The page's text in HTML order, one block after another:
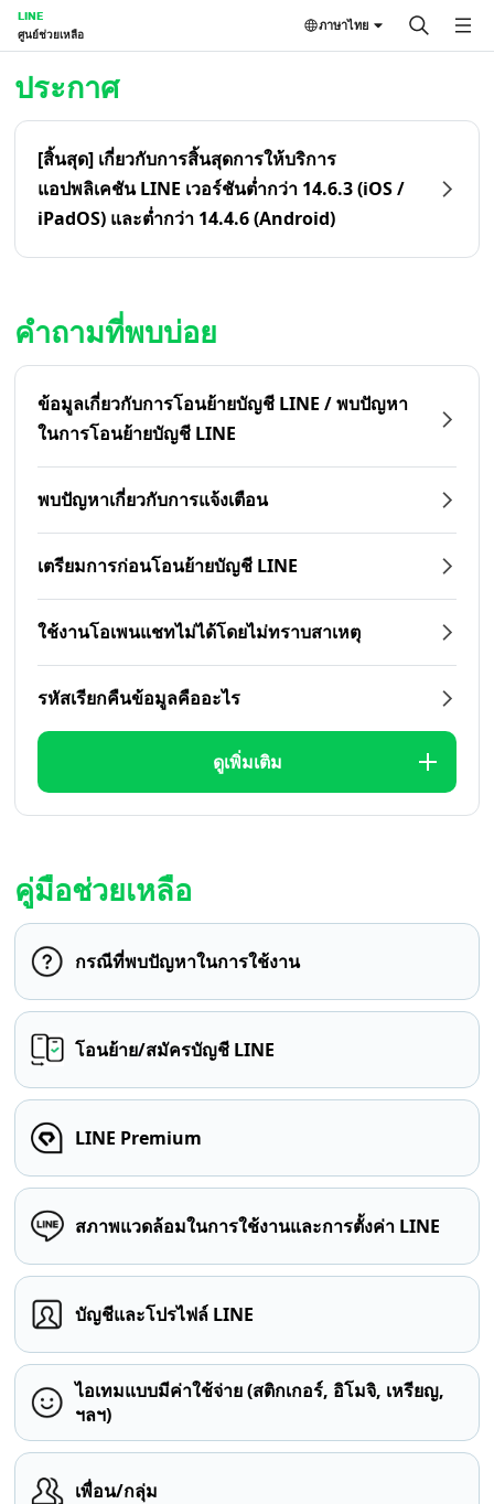
LINE
ศูนย์ช่วยเหลือ
ภาษาไทย
ประกาศ
[สิ้นสุด] เกี่ยวกับการสิ้นสุดการให้บริการ
แอปพลิเคชัน LINE เวอร์ชันต่ำกว่า 14.6.3 (iOS /
iPadOS) และต่ำกว่า 14.4.6 (Android)
คำถามที่พบบ่อย
ข้อมูลเกี่ยวกับการโอนย้ายบัญชี LINE / พบปัญหา
ในการโอนย้ายบัญชี LINE
พบปัญหาเกี่ยวกับการแจ้งเตือน
เตรียมการก่อนโอนย้ายบัญชี LINE
ใช้งานโอเพนแชทไม่ได้โดยไม่ทราบสาเหตุ
รหัสเรียกคืนข้อมูลคืออะไร
ดูเพิ่มเติม
คู่มือช่วยเหลือ
กรณีที่พบปัญหาในการใช้งาน
โอนย้าย/สมัครบัญชี LINE
LINE Premium
สภาพแวดล้อมในการใช้งานและการตั้งค่า LINE
บัญชีและโปรไฟล์ LINE
ไอเทมแบบมีค่าใช้จ่าย (สติกเกอร์, อิโมจิ, เหรียญ,
ฯลฯ)
เพื่อน/กลุ่ม